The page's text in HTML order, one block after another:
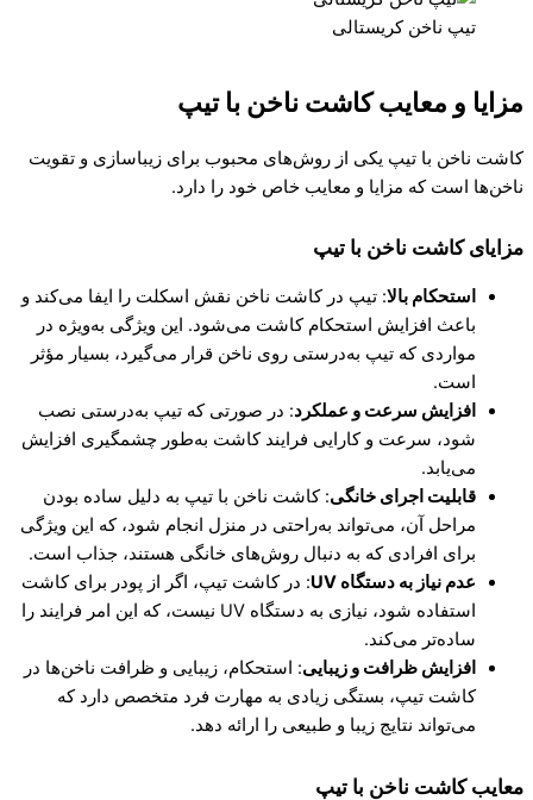
تیپ ناخن کریستالی
مزایا و معایب کاشت ناخن با تیپ
کاشت ناخن با تیپ یکی از روش‌های محبوب برای زیباسازی و تقویت
ناخن‌ها است که مزایا و معایب خاص خود را دارد.
مزایای کاشت ناخن با تیپ
استحکام بالا: تیپ در کاشت ناخن نقش اسکلت را ایفا می‌کند و
باعث افزایش استحکام کاشت می‌شود. این ویژگی به‌ویژه در
مواردی که تیپ به‌درستی روی ناخن قرار می‌گیرد، بسیار مؤثر
است.
افزایش سرعت و عملکرد : در صورتی که تیپ به‌درستی نصب
شود، سرعت و کارایی فرایند کاشت به‌طور چشمگیری افزایش
می‌یابد.
قابلیت اجرای خانگی: کاشت ناخن با تیپ به دلیل ساده بودن
مراحل آن، می‌تواند به‌راحتی در منزل انجام شود، که این ویژگی
برای افرادی که به دنبال روش‌های خانگی هستند، جذاب است.
عدم نیاز به دستگاهUV
: در کاشت تیپ، اگر از پودر برای کاشت
استفاده شود، نیازی به دستگاه UV نیست، که این امر فرایند را
ساده‌تر می‌کند.
افزایش ظرافت و زیبایی: استحکام، زیبایی و ظرافت ناخن‌ها در
کاشت تیپ، بستگی زیادی به مهارت فرد متخصص دارد که
می‌تواند نتایج زیبا و طبیعی را ارائه دهد.
معایب کاشت ناخن با تیپ